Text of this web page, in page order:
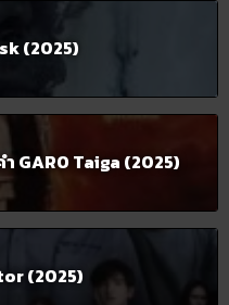
(2025)
GARO Taiga (2025)
(2025)